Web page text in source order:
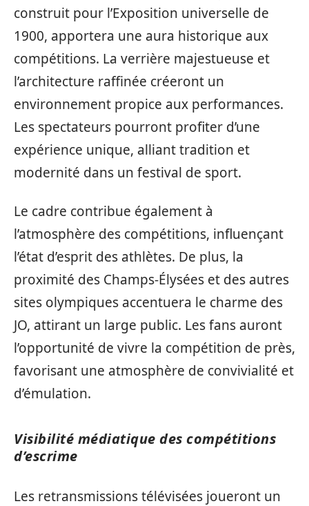
construit pour l’Exposition universelle de
1900, apportera une aura historique aux
compétitions. La verrière majestueuse et
l’architecture raffinée créeront un
environnement propice aux performances.
Les spectateurs pourront profiter d’une
expérience unique, alliant tradition et
modernité dans un festival de sport.
Le cadre contribue également à
l’atmosphère des compétitions, influençant
l’état d’esprit des athlètes. De plus, la
proximité des Champs-Élysées et des autres
sites olympiques accentuera le charme des
JO, attirant un large public. Les fans auront
l’opportunité de vivre la compétition de près,
favorisant une atmosphère de convivialité et
d’émulation.
Visibilité médiatique des compétitions
d’escrime
Les retransmissions télévisées joueront un